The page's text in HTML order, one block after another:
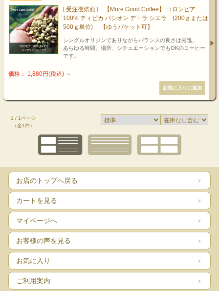
[ 受注後焙煎 ] 【More Good Coffee】 コロンビア
100% ティピカ パシオン デ・ラ シエラ (200ｇまたは
500ｇ単位) 【ゆうパケット可】
シングルオリジンでありながらバランスの良さは秀逸。
あらゆる時間、場所、シチュエーションでもOKのコーヒー
です。
価格： 1,880円(税込) ～
1 / 1ページ
（全1件）
お店のトップへ戻る
カートを見る
マイページへ
お客様の声を見る
お気に入り
ご利用案内